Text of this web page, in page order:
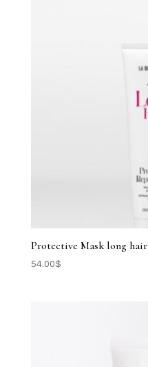
Protective Mask long hair
54.00$